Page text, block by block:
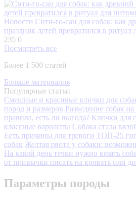
Новости Сити-го-сан для собак: как
праздник детей превратился в ритуал
235 0
Посмотреть все
Более 1 500 статей
Больше материалов
Популярные статьи
Смешные и красивые клички для
пород и размеров Разведение собак
правила, есть ли выгода? Клички для
классные варианты Собака стала
Есть причины для тревоги ТОП-25
собак Желтая рвота у собаки:
На какой день течки нужно вязать
от привычки писать на кровать или
Параметры породы